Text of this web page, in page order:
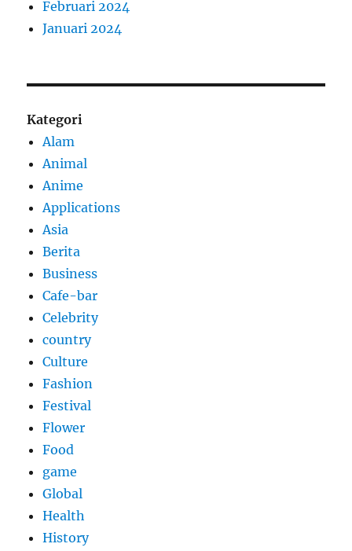
Februari 2024
Januari 2024
Kategori
Alam
Animal
Anime
Applications
Asia
Berita
Business
Cafe-bar
Celebrity
country
Culture
Fashion
Festival
Flower
Food
game
Global
Health
History